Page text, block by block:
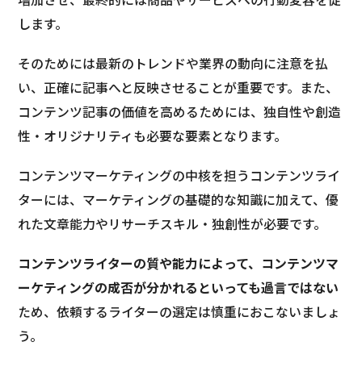
します。
そのためには最新のトレンドや業界の動向に注意を払
い、正確に記事へと反映させることが重要です。また、
コンテンツ記事の価値を高めるためには、独自性や創造
性・オリジナリティも必要な要素となります。
コンテンツマーケティングの中核を担うコンテンツライ
ターには、マーケティングの基礎的な知識に加えて、優
れた文章能力やリサーチスキル・独創性が必要です。
コンテンツライターの質や能力によって、コンテンツマ
ーケティングの成否が分かれるといっても過言ではない
ため、依頼するライターの選定は慎重におこないましょ
う。